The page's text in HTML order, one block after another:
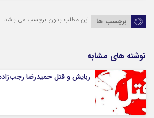
برچسب ها این مطلب بدون برچسب می باشد.
نوشته های مشابه
ربایش و قتل حمیدرضا